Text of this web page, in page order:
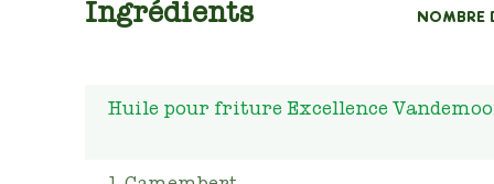
Ingrédients NOMBRE
Huile pour friture Excellence